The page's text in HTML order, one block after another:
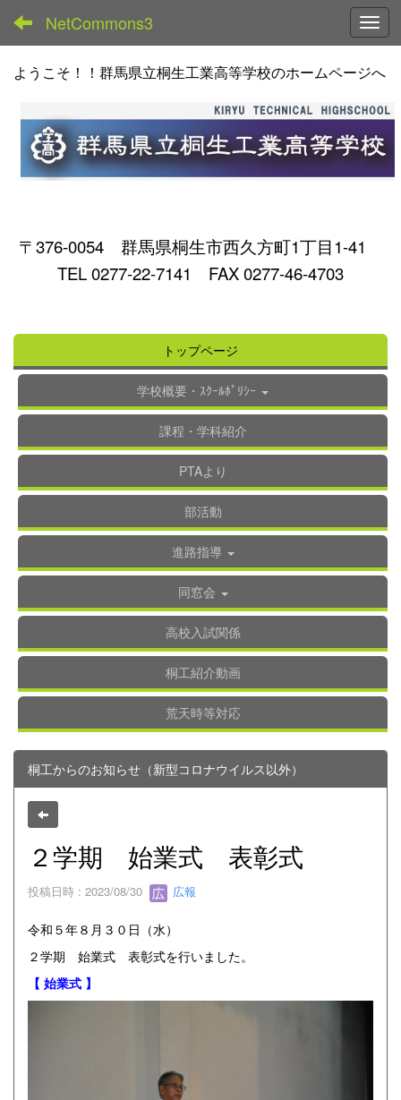
NetCommons3
ようこそ！！群馬県立桐生工業高等学校のホームページへ
〒376-0054 群馬県桐生市西久方町1丁目1-41
TEL 0277-22-7141 FAX 0277-46-4703
トップページ
学校概要・ｽｸｰﾙﾎﾟﾘｼｰ
課程・学科紹介
PTAより
部活動
進路指導
同窓会
高校入試関係
桐工紹介動画
荒天時等対応
桐工からのお知らせ（新型コロナウイルス以外）
２学期 始業式 表彰式
投稿日時 : 2023/08/30 広報
令和５年８月３０日（水）
２学期 始業式 表彰式を行いました。
【 始業式 】